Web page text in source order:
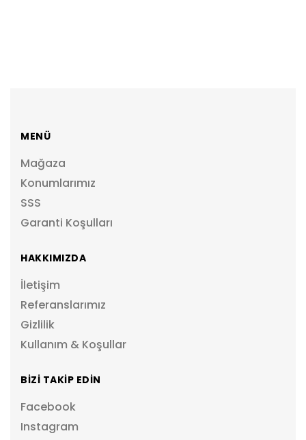
MENÜ
Mağaza
Konumlarımız
SSS
Garanti Koşulları
HAKKIMIZDA
İletişim
Referanslarımız
Gizlilik
Kullanım & Koşullar
BİZİ TAKİP EDİN
Facebook
Instagram